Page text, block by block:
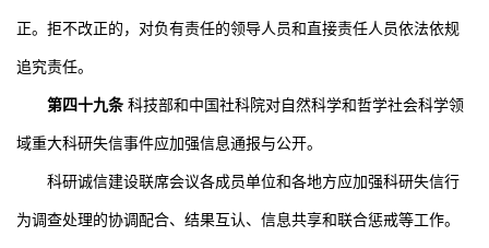
正。拒不改正的，对负有责任的领导人员和直接责任人员依法依规
追究责任。
第四十九条 科技部和中国社科院对自然科学和哲学社会科学领
域重大科研失信事件应加强信息通报与公开。
科研诚信建设联席会议各成员单位和各地方应加强科研失信行
为调查处理的协调配合、结果互认、信息共享和联合惩戒等工作。